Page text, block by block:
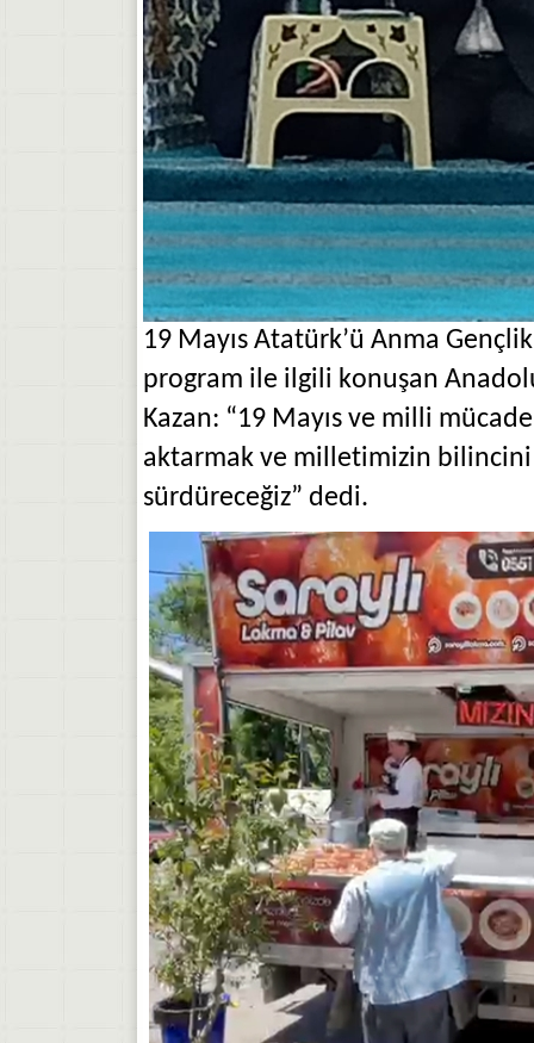
19 Mayıs Atatürk’ü Anma Gençlik
program ile ilgili konuşan
Kazan: “19 Mayıs ve milli
aktarmak ve milletimizin
sürdüreceğiz” dedi.